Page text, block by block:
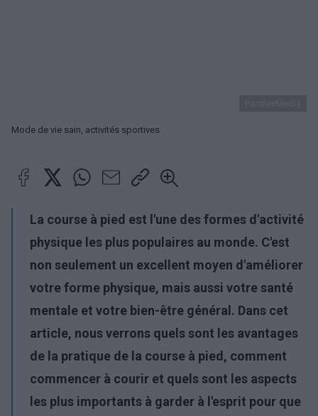
Mode de vie sain, activités sportives
La course à pied est l'une des formes d'activité
physique les plus populaires au monde. C'est
non seulement un excellent moyen d'améliorer
votre forme physique, mais aussi votre santé
mentale et votre bien-être général. Dans cet
article, nous verrons quels sont les avantages
de la pratique de la course à pied, comment
commencer à courir et quels sont les aspects
les plus importants à garder à l'esprit pour que